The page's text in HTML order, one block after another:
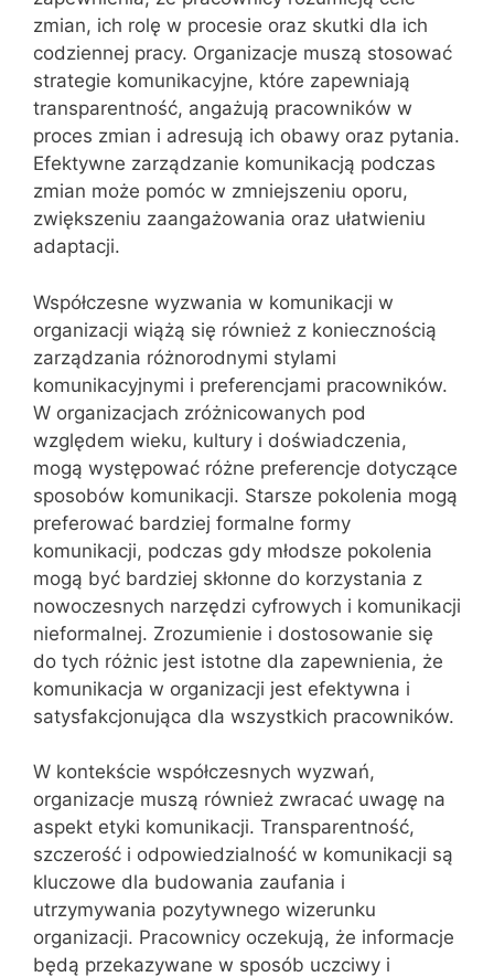
zmian, ich rolę w procesie oraz skutki dla ich
codziennej pracy. Organizacje muszą stosować
strategie komunikacyjne, które zapewniają
transparentność, angażują pracowników w
proces zmian i adresują ich obawy oraz pytania.
Efektywne zarządzanie komunikacją podczas
zmian może pomóc w zmniejszeniu oporu,
zwiększeniu zaangażowania oraz ułatwieniu
adaptacji.
Współczesne wyzwania w komunikacji w
organizacji wiążą się również z koniecznością
zarządzania różnorodnymi stylami
komunikacyjnymi i preferencjami pracowników.
W organizacjach zróżnicowanych pod
względem wieku, kultury i doświadczenia,
mogą występować różne preferencje dotyczące
sposobów komunikacji. Starsze pokolenia mogą
preferować bardziej formalne formy
komunikacji, podczas gdy młodsze pokolenia
mogą być bardziej skłonne do korzystania z
nowoczesnych narzędzi cyfrowych i komunikacji
nieformalnej. Zrozumienie i dostosowanie się
do tych różnic jest istotne dla zapewnienia, że
komunikacja w organizacji jest efektywna i
satysfakcjonująca dla wszystkich pracowników.
W kontekście współczesnych wyzwań,
organizacje muszą również zwracać uwagę na
aspekt etyki komunikacji. Transparentność,
szczerość i odpowiedzialność w komunikacji są
kluczowe dla budowania zaufania i
utrzymywania pozytywnego wizerunku
organizacji. Pracownicy oczekują, że informacje
będą przekazywane w sposób uczciwy i